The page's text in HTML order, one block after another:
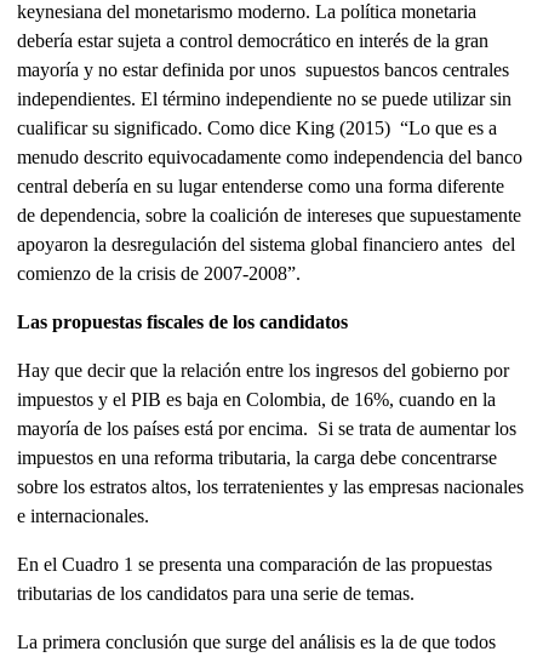
keynesiana del monetarismo moderno. La política monetaria
debería estar sujeta a control democrático en interés de la gran
mayoría y no estar definida por unos supuestos bancos centrales
independientes. El término independiente no se puede utilizar sin
cualificar su significado. Como dice King (2015) “Lo que es a
menudo descrito equivocadamente como independencia del banco
central debería en su lugar entenderse como una forma diferente
de dependencia, sobre la coalición de intereses que supuestamente
apoyaron la desregulación del sistema global financiero antes del
comienzo de la crisis de 2007-2008”.
Las propuestas fiscales de los candidatos
Hay que decir que la relación entre los ingresos del gobierno por
impuestos y el PIB es baja en Colombia, de 16%, cuando en la
mayoría de los países está por encima. Si se trata de aumentar los
impuestos en una reforma tributaria, la carga debe concentrarse
sobre los estratos altos, los terratenientes y las empresas nacionales
e internacionales.
En el Cuadro 1 se presenta una comparación de las propuestas
tributarias de los candidatos para una serie de temas.
La primera conclusión que surge del análisis es la de que todos